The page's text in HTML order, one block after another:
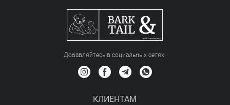
Добавляйтесь в социальных сетяx:
КЛИЕНТАМ